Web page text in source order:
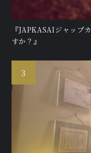
『JAPKASAIジャップ
すか？』